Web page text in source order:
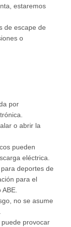
estaremos
de escape de
o
por
o abrir la
pueden
eléctrica.
deportes de
para el
no se asume
provocar